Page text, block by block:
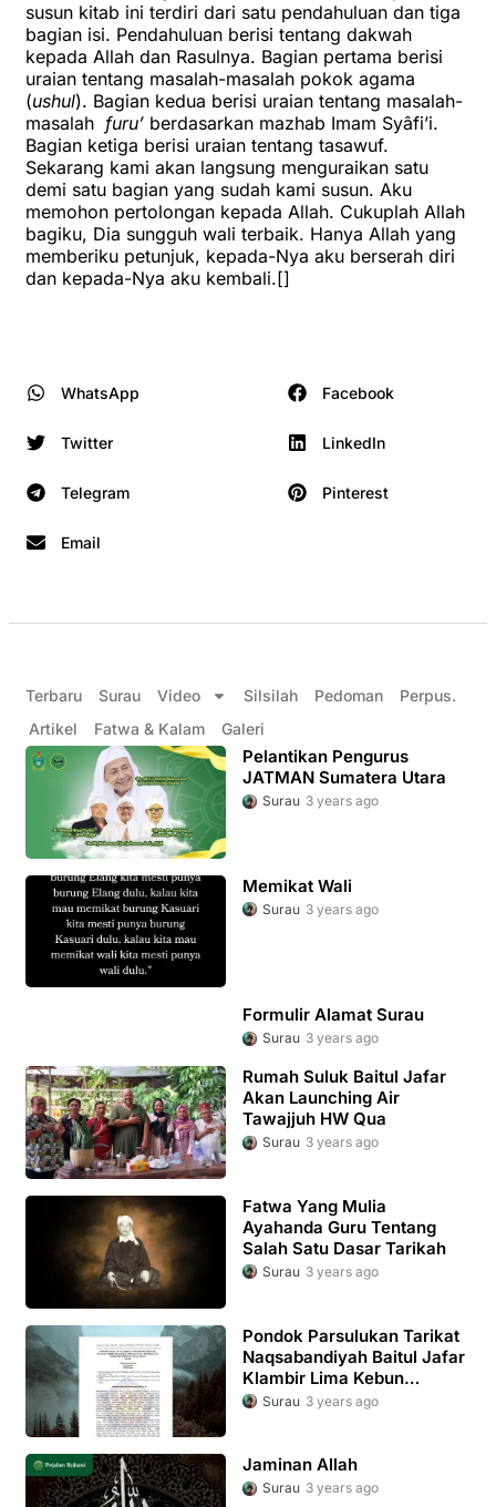
susun kitab ini terdiri dari satu pendahuluan dan tiga
bagian isi. Pendahuluan berisi tentang dakwah
kepada Allah dan Rasulnya. Bagian pertama berisi
uraian tentang masalah-masalah pokok agama
(ushul). Bagian kedua berisi uraian tentang masalah-
masalah furu’ berdasarkan mazhab Imam Syâfi’i.
Bagian ketiga berisi uraian tentang tasawuf.
Sekarang kami akan langsung menguraikan satu
demi satu bagian yang sudah kami susun. Aku
memohon pertolongan kepada Allah. Cukuplah Allah
bagiku, Dia sungguh wali terbaik. Hanya Allah yang
memberiku petunjuk, kepada-Nya aku berserah diri
dan kepada-Nya aku kembali.[]
WhatsApp Facebook
Twitter LinkedIn
Telegram Pinterest
Email
Terbaru Surau Video Silsilah Pedoman
Perpus.
Artikel
Fatwa & Kalam Galeri
Surau 3 years ago
Pelantikan Pengurus
JATMAN Sumatera Utara
Surau 3 years ago
Memikat Wali
Surau 3 years ago
Formulir Alamat Surau
Surau 3 years ago
Rumah Suluk Baitul Jafar
Akan Launching Air
Tawajjuh HW Qua
Surau 3 years ago
Fatwa Yang Mulia
Ayahanda Guru Tentang
Salah Satu Dasar Tarikah
Surau 3 years ago
Pondok Parsulukan Tarikat
Naqsabandiyah Baitul Jafar
Klambir Lima Kebun
Sebagai Upaya Peningkatan
Surau 3 years ago
Jaminan Allah